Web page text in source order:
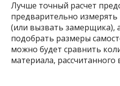
Лучше точный расчет
предварительно
(или вызвать замерщика),
подобрать размеры
можно будет сравнить
материала,